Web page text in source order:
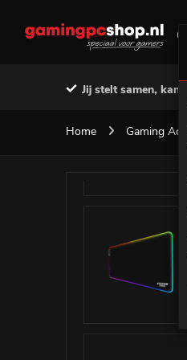
Jij stelt samen,
Home Gaming